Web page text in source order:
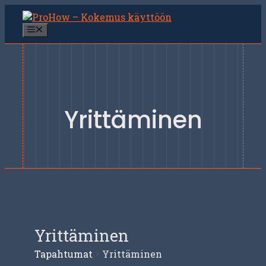
Siirry
sisältöön
Yrittäminen
Yrittäminen
Tapahtumat Yrittäminen